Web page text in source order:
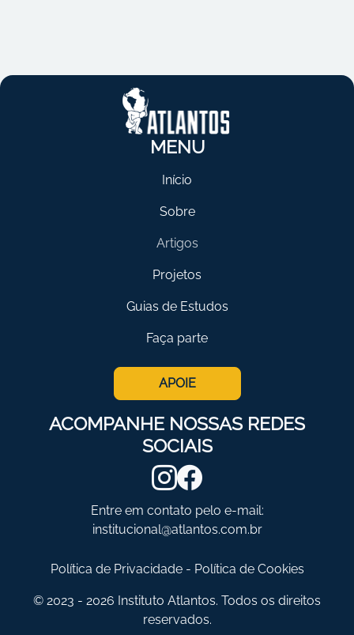
MENU
Início
Sobre
Artigos
Projetos
Guias de Estudos
Faça parte
APOIE
ACOMPANHE NOSSAS REDES
SOCIAIS
Entre em contato pelo e-mail:
institucional@atlantos.com.br
Política de Privacidade- Política de Cookies
© 2023 - 2026 Instituto Atlantos. Todos os direitos
reservados.